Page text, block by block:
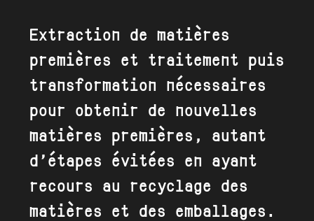
Extraction de matières
premières et traitement puis
transformation nécessaires
pour obtenir de nouvelles
matières premières, autant
d’étapes évitées en ayant
recours au recyclage des
matières et des emballages.